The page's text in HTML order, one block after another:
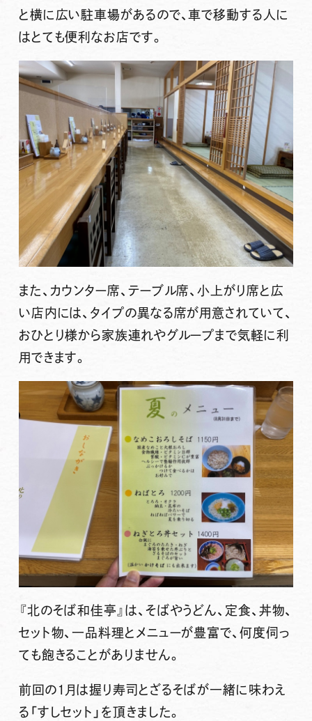
と横に広い駐車場があるので、車で移動する人に
はとても便利なお店です。
また、カウンター席、テーブル席、小上がり席と広
い店内には、タイプの異なる席が用意されていて、
おひとり様から家族連れやグループまで気軽に利
用できます。
『北のそば和佳亭』 は、そばやうどん、定食、丼物、
セット物、一品料理とメニューが豊富で、何度伺っ
ても飽きることがありません。
前回の1月は握り寿司とざるそばが一緒に味わえ
る「すしセット」を頂きました。